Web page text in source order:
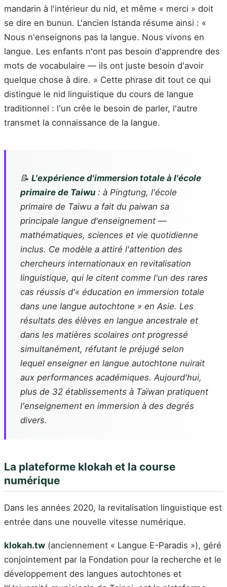
mandarin à l'intérieur du nid, et même « merci » doit
se dire en bunun. L'ancien Istanda résume ainsi : «
Nous n'enseignons pas la langue. Nous vivons en
langue. Les enfants n'ont pas besoin d'apprendre des
mots de vocabulaire — ils ont juste besoin d'avoir
quelque chose à dire. » Cette phrase dit tout ce qui
distingue le nid linguistique du cours de langue
traditionnel : l'un crée le besoin de parler, l'autre
transmet la connaissance de la langue.
📝 L'expérience d'immersion totale à l'école
primaire de Taiwu : à Pingtung, l'école
primaire de Taiwu a fait du paiwan sa
principale langue d'enseignement —
mathématiques, sciences et vie quotidienne
inclus. Ce modèle a attiré l'attention des
chercheurs internationaux en revitalisation
linguistique, qui le citent comme l'un des rares
cas réussis d'« éducation en immersion totale
dans une langue autochtone » en Asie. Les
résultats des élèves en langue ancestrale et
dans les matières scolaires ont progressé
simultanément, réfutant le préjugé selon
lequel enseigner en langue autochtone nuirait
aux performances académiques. Aujourd'hui,
plus de 32 établissements à Taïwan pratiquent
l'enseignement en immersion à des degrés
divers.
La plateforme klokah et la course
numérique
Dans les années 2020, la revitalisation linguistique est
entrée dans une nouvelle vitesse numérique.
klokah.tw (anciennement « Langue E-Paradis »), géré
conjointement par la Fondation pour la recherche et le
développement des langues autochtones et